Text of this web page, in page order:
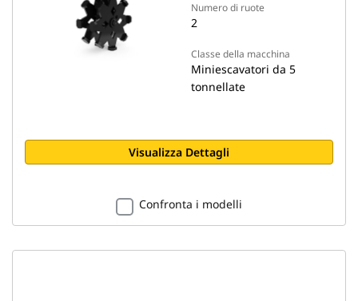
Numero di ruote
2
Classe della macchina
Miniescavatori da 5
tonnellate
Visualizza Dettagli
Confronta i modelli